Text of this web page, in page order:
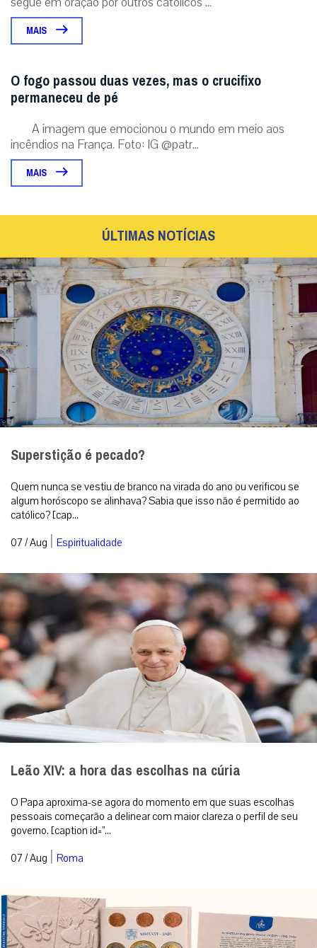
MAIS
O fogo passou duas vezes, mas o crucifixo
permaneceu de pé
A imagem que emocionou o mundo em meio aos
incêndios na França. Foto: IG @patr...
MAIS
ÚLTIMAS NOTÍCIAS
Superstição é pecado?
Quem nunca se vestiu de branco na virada do ano ou verificou se
algum horóscopo se alinhava? Sabia que isso não é permitido ao
católico? [cap...
07 / Aug | Espiritualidade
Leão XIV: a hora das escolhas na cúria
O Papa aproxima-se agora do momento em que suas escolhas
pessoais começarão a delinear com maior clareza o perfil de seu
governo. [caption id=”...
07 / Aug | Roma